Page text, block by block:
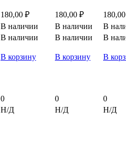
180,00 ₽ 180,00 ₽
В наличии В наличии
В
В наличии В наличии В
В корзину В корзину В
0 0
0
Н/Д Н/Д
Н/Д